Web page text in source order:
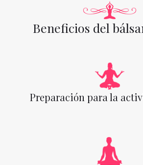
Beneficios del
Preparación para la